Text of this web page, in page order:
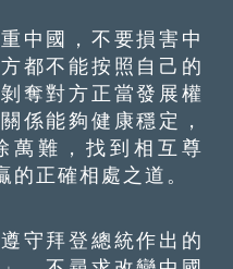
國，不要損害中
都不能按照自己的
奪對方正當發展權
係能夠健康穩定，
萬難，找到相互尊
正確相處之道。
拜登總統作出的